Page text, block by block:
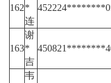
162*
连
163
谢
*
吉
韦